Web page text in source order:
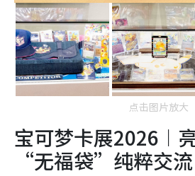
点击图片放大
宝可梦卡展2026︱
“无福袋”纯粹交流